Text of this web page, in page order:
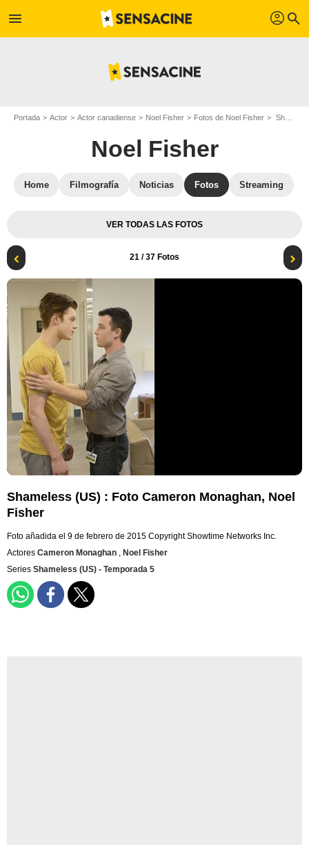
menu profil search
Portada Actor Actor canadiense Noel Fisher Fotos de Noel Fisher Shameless (US) : Foto Cameron Monaghan, Noel Fisher
Noel Fisher
Home Filmografía Noticias Fotos Streaming
VER TODAS LAS FOTOS
21 / 37 Fotos
Shameless (US) : Foto Cameron Monaghan, Noel
Fisher
Foto añadida el 9 de febrero de 2015 Copyright Showtime Networks Inc.
Actores Cameron Monaghan , Noel Fisher
Series Shameless (US) - Temporada 5